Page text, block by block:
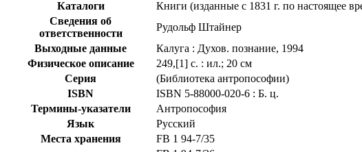
Каталоги
Книги (изданные с 1831 г. по настоящее
Сведения об
ответственности
Рудольф Штайнер
Выходные данные
Калуга : Духов. познание, 1994
Физическое описание
249,[1] с. : ил.; 20 см
Серия
(Библиотека антропософии)
ISBN
ISBN 5-88000-020-6 : Б. ц.
Термины-указатели
Антропософия
Язык
Русский
Места хранения
FB 1 94-7/35